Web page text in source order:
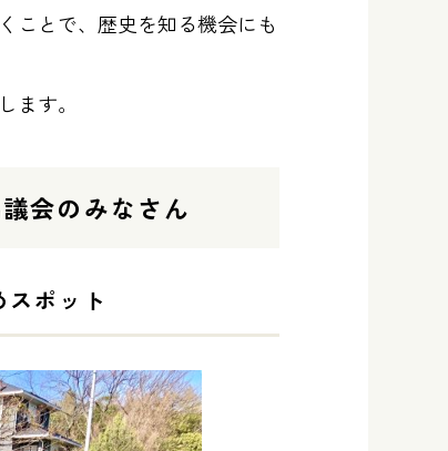
ことで、歴史を知る機会にも
す。
会のみなさん
ポット